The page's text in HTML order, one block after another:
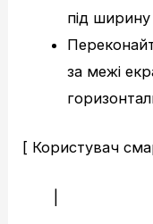
під
за межі
[ Користувач